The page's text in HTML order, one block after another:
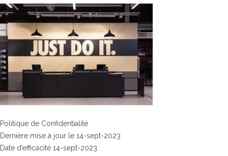
Politique de Confidentialité
Dernière mise à jour le 14-sept-2023
Date d’efficacité 14-sept-2023